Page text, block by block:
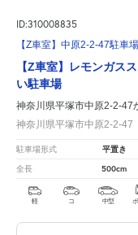
ID:310008835
【Z車室】中原2-2-47駐車場
【Z車室】レモンガス
い駐車場
神奈川県平塚市中原2-2-47
神奈川県平塚市中原2-2-47
駐車場形式 平置き
全長 500cm
軽 コ 中型